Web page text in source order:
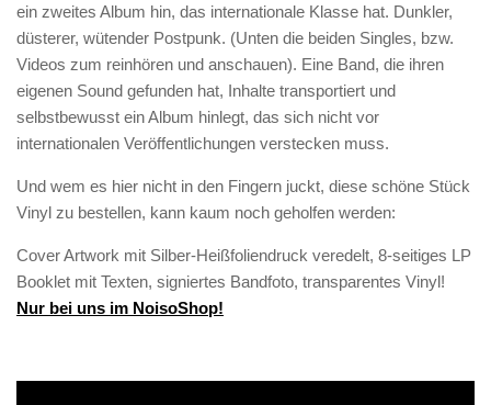
ein zweites Album hin, das internationale Klasse hat. Dunkler,
düsterer, wütender Postpunk. (Unten die beiden Singles, bzw.
Videos zum reinhören und anschauen). Eine Band, die ihren
eigenen Sound gefunden hat, Inhalte transportiert und
selbstbewusst ein Album hinlegt, das sich nicht vor
internationalen Veröffentlichungen verstecken muss.
Und wem es hier nicht in den Fingern juckt, diese schöne Stück
Vinyl zu bestellen, kann kaum noch geholfen werden:
Cover Artwork mit Silber-Heißfoliendruck veredelt, 8-seitiges LP
Booklet mit Texten, signiertes Bandfoto, transparentes Vinyl!
Nur bei uns im NoisoShop!